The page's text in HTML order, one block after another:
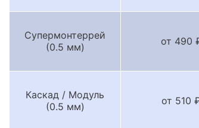
Супермонтеррей
(0.5 мм)
от 490
Каскад / Модуль
(0.5 мм)
от 510